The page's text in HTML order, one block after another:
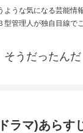
ような気になる芸能情
型管理人が独自目線で
そうだったんだ
ラマ)あらす